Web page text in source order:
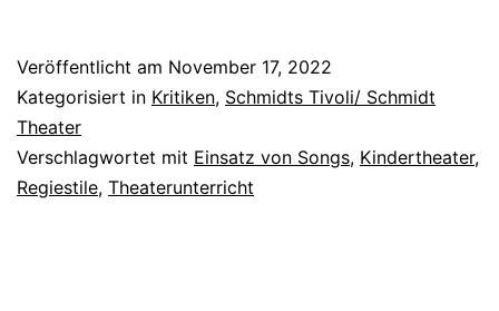
und
Mondrakete
Veröffentlicht am November 17, 2022
Kategorisiert in Kritiken, Schmidts Tivoli/ Schmidt
Theater
Verschlagwortet mit Einsatz von Songs, Kindertheater,
Regiestile, Theaterunterricht